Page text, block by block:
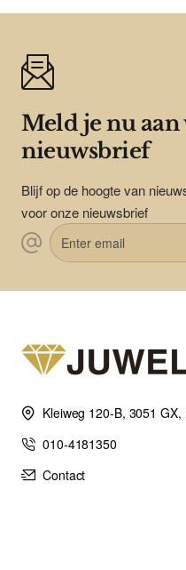
Meld je nu aan
nieuwsbrief
Blijf op de hoogte van
voor onze nieuwsbrief
Enter
email
Kleiweg 120-B, 3051 GX,
010-4181350
Contact